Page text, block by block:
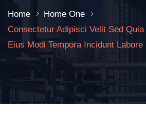
Home
Home One
Consectetur Adipisci Velit Sed
Eius Modi Tempora Incidunt